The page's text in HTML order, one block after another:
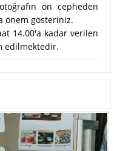
ön cepheden
önem gösteriniz.
14.00'a kadar verilen
edilmektedir.